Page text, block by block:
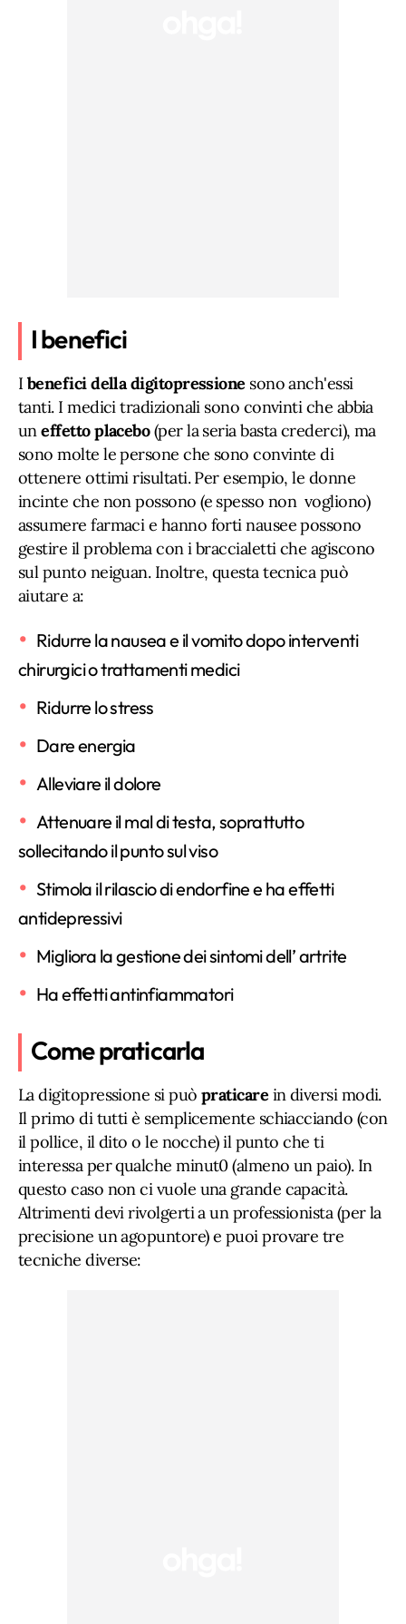
I benefici
I benefici della digitopressione sono anch'essi
tanti. I medici tradizionali sono convinti che abbia
uneffetto placebo(per la seria basta crederci), ma
sono molte le persone che sono convinte di
ottenere ottimi risultati. Per esempio, le donne
incinte che non possono (e spesso non vogliono)
assumere farmaci e hanno forti nausee possono
gestire il problema con i braccialetti che agiscono
sul punto neiguan. Inoltre, questa tecnica può
aiutare a:
Ridurre la nausea e il vomito dopo interventi
chirurgici o trattamenti medici
Ridurre lo stress
Dare energia
Alleviare il dolore
Attenuare il mal di testa, soprattutto
sollecitando il punto sul viso
Stimola il rilascio di endorfine e ha effetti
antidepressivi
Migliora la gestione dei sintomi dell’ artrite
Ha effetti antinfiammatori
Come praticarla
La digitopressione si può praticare in diversi modi.
Il primo di tutti è semplicemente schiacciando (con
il pollice, il dito o le nocche) il punto che ti
interessa per qualche minut0 (almeno un paio). In
questo caso non ci vuole una grande capacità.
Altrimenti devi rivolgerti a un professionista (per la
precisione un agopuntore) e puoi provare tre
tecniche diverse: